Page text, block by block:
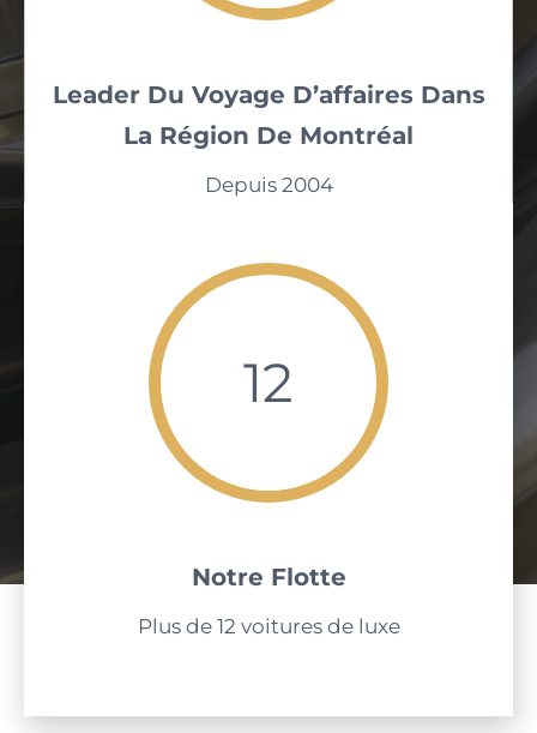
Leader Du Voyage D’affaires Dans
La Région De Montréal
Depuis 2004
12
Notre Flotte
Plus de 12 voitures de luxe